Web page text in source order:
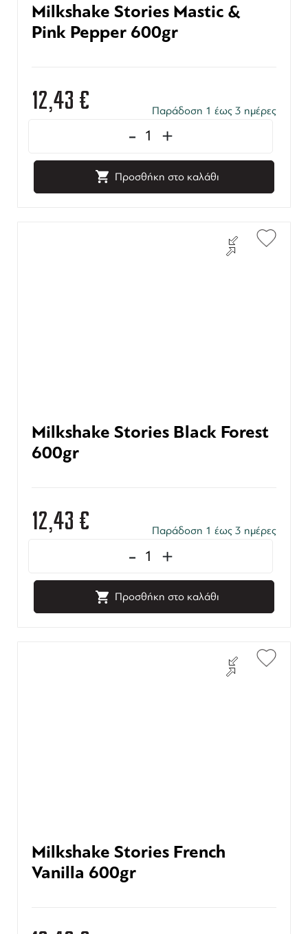
Milkshake Stories Mastic &
Pink Pepper 600gr
12,43 € Παράδοση 1 έως 3 ημέρες
- +
Προσθήκη στο καλάθι
Milkshake Stories Black Forest
600gr
12,43 € Παράδοση 1 έως 3 ημέρες
- +
Προσθήκη στο καλάθι
Milkshake Stories French
Vanilla 600gr